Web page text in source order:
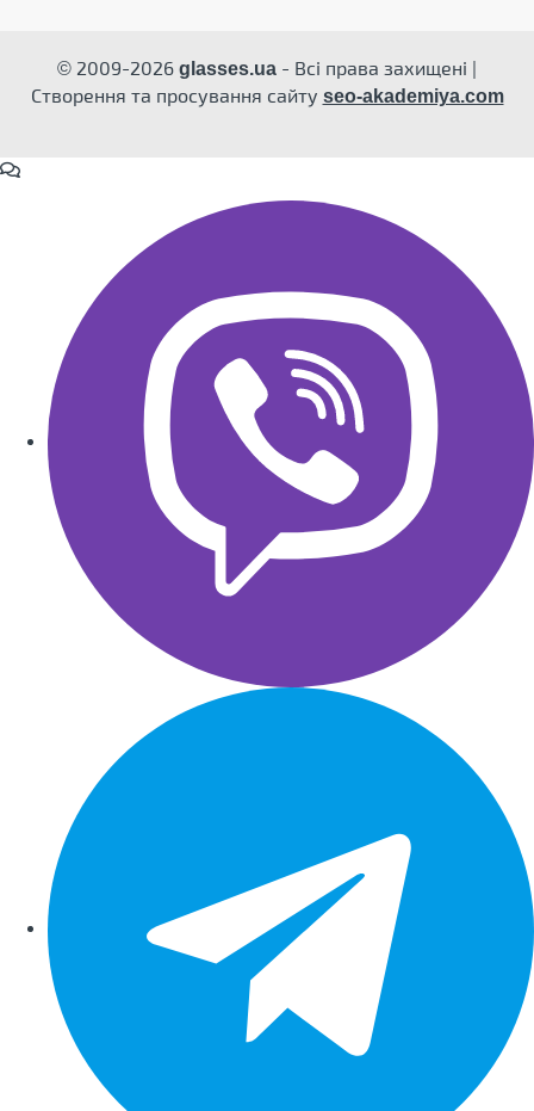
© 2009-2026 glasses.ua - Всі права захищені |
Створення та просування сайту seo-akademiya.com